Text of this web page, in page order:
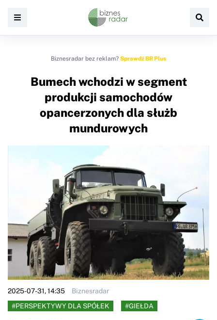
Biznesradar bez reklam? Sprawdź BR Plus
Bumech wchodzi w segment
produkcji samochodów
opancerzonych dla służb
mundurowych
2025-07-31, 14:35
Biznesradar
#PERSPEKTYWY DLA SPÓŁEK
#GIEŁDA